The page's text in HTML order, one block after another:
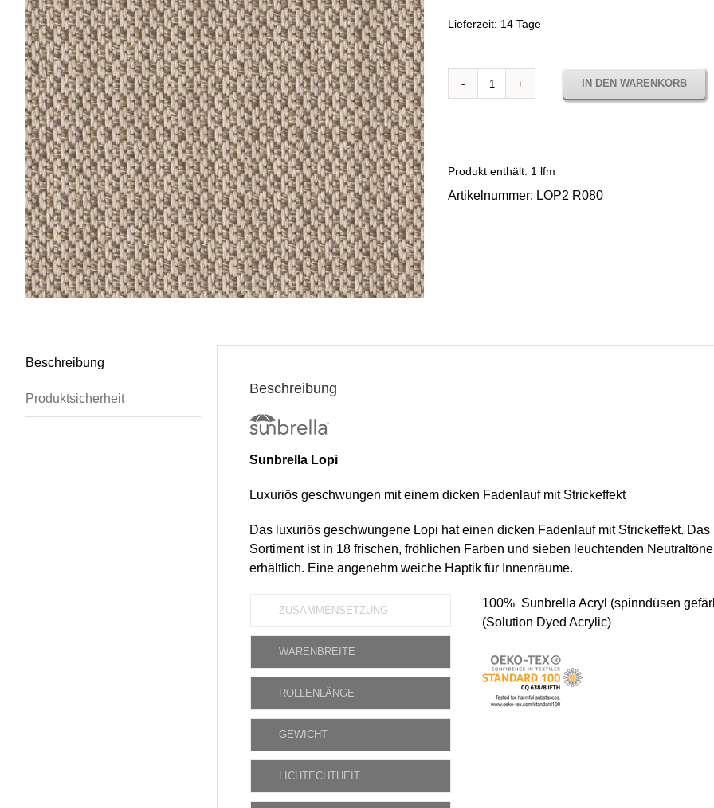
Lieferzeit: 14 Tage
Sunbrella
R080
IN DEN WARENKORB
Produkt enthält: 1 lfm
Artikelnummer: LOP2 R080
Beschreibung
Produktsicherheit
Beschreibung
Sunbrella Lopi
Luxuriös geschwungen mit einem dicken Fadenlauf mit Strickeffekt
Das luxuriös geschwungene Lopi hat einen dicken Fadenlauf mit Strickeffekt. Das
Sortiment ist in 18 frischen, fröhlichen Farben und sieben leuchtenden
erhältlich. Eine angenehm weiche Haptik für Innenräume.
ZUSAMMENSETZUNG
WARENBREITE
ROLLENLÄNGE
GEWICHT
LICHTECHTHEIT
100% Sunbrella Acryl (spinndüsen
(Solution Dyed Acrylic)